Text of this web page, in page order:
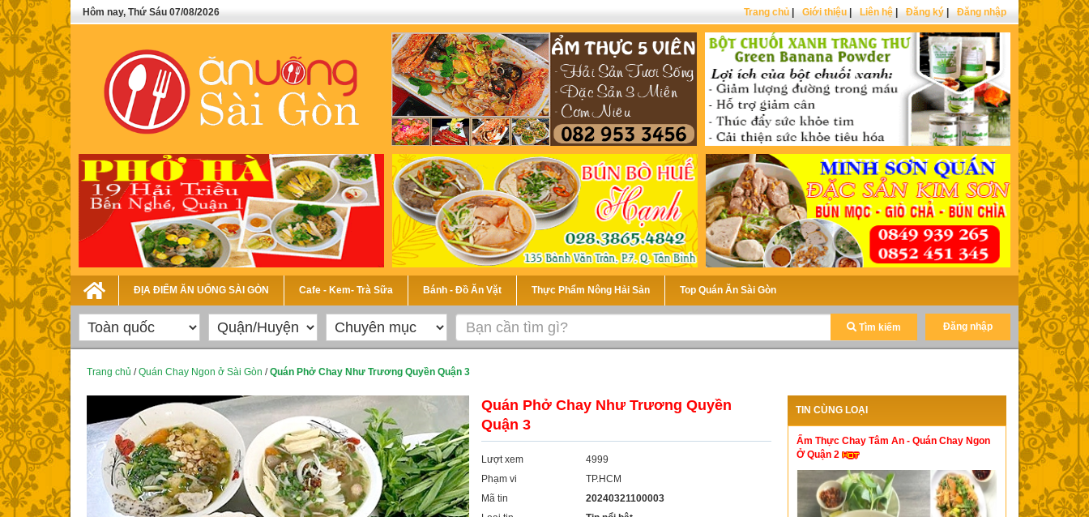
Hôm nay, Thứ Sáu 07/08/2026 Trang chủ Giới thiệu Liên hệ Đăng ký Đăng nhập
ĐỊA ĐIỂM ĂN UỐNG SÀI GÒN Cafe - Kem- Trà Sữa Bánh - Đồ Ăn Vặt Thực Phẩm Nông Hải Sản Top Quán Ăn Sài Gòn
Tìm kiếm Đăng nhập
Trang chủ /Quán Chay Ngon ở Sài Gòn /Quán Phở Chay Như Trương Quyền Quận 3
Quán Phở Chay Như Trương Quyền
Quận 3
Lượt xem
4999
Phạm vi
TP.HCM
Mã tin
20240321100003
TIN CÙNG LOẠI
Ẩm Thực Chay Tâm An - Quán Chay Ngon
Ở Quận 2